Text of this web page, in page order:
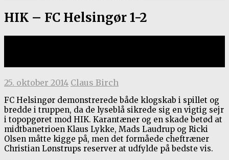
HIK – FC Helsingør 1-2
25. oktober 2014 Claus Birch
FC Helsingør demonstrerede både klogskab i spillet og
bredde i truppen, da de lyseblå sikrede sig en vigtig sejr
i topopgøret mod HIK. Karantæner og en skade betød at
midtbanetrioen Klaus Lykke, Mads Laudrup og Ricki
Olsen måtte kigge på, men det formåede cheftræner
Christian Lønstrups reserver at udfylde på bedste vis.